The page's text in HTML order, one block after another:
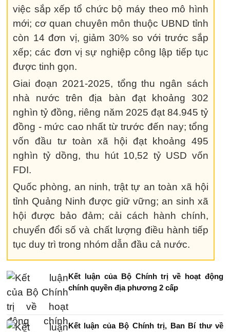
việc sắp xếp tổ chức bộ máy theo mô hình
mới; cơ quan chuyên môn thuộc UBND tỉnh
còn 14 đơn vị, giảm 30% so với trước sắp
xếp; các đơn vị sự nghiệp công lập tiếp tục
được tinh gọn.
Giai đoạn 2021-2025, tổng thu ngân sách
nhà nước trên địa bàn đạt khoảng 302
nghìn tỷ đồng, riêng năm 2025 đạt 84.945 tỷ
đồng - mức cao nhất từ trước đến nay; tổng
vốn đầu tư toàn xã hội đạt khoảng 495
nghìn tỷ dồng, thu hút 10,52 tỷ USD vốn
FDI.
Quốc phòng, an ninh, trật tự an toàn xã hội
tỉnh Quảng Ninh được giữ vững; an sinh xã
hội được bảo đảm; cải cách hành chính,
chuyển đổi số và chất lượng điều hành tiếp
tục duy trì trong nhóm dẫn đầu cả nước.
Kết luận của Bộ Chính trị về hoạt động
chính quyền địa phương 2 cấp
Kết luận của Bộ Chính trị, Ban Bí thư về